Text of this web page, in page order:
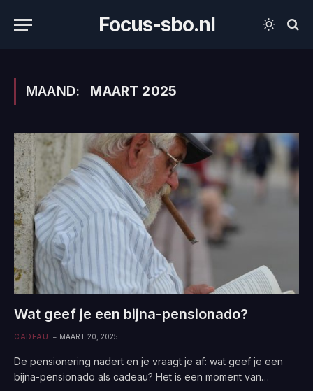
Focus-sbo.nl
MAAND: MAART 2025
Wat geef je een bijna-pensionado?
CADEAU MAART 20, 2025
De pensionering nadert en je vraagt je af: wat geef je een
bijna-pensionado als cadeau? Het is een moment van…